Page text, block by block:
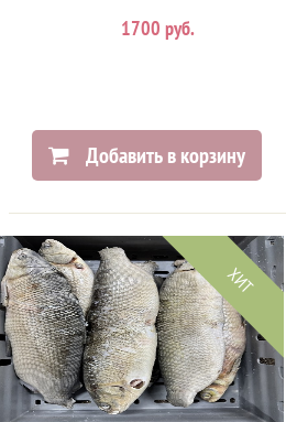
1700 руб.
Добавить в корзину
ХИТ